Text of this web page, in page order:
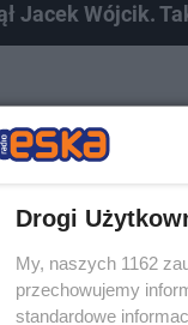
Jacek Wójcik.
Drogi
My, naszych 1162
przechowujemy
standardowe